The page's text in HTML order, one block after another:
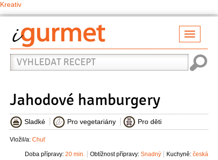
Kreativ
Vyhledat
recept
Jahodové hamburgery
Sladké Pro vegetariány Pro děti
Vložil/a: Chuť
Kuchyně: česká
Obtížnost přípravy: Snadný
Doba přípravy: 20 min.